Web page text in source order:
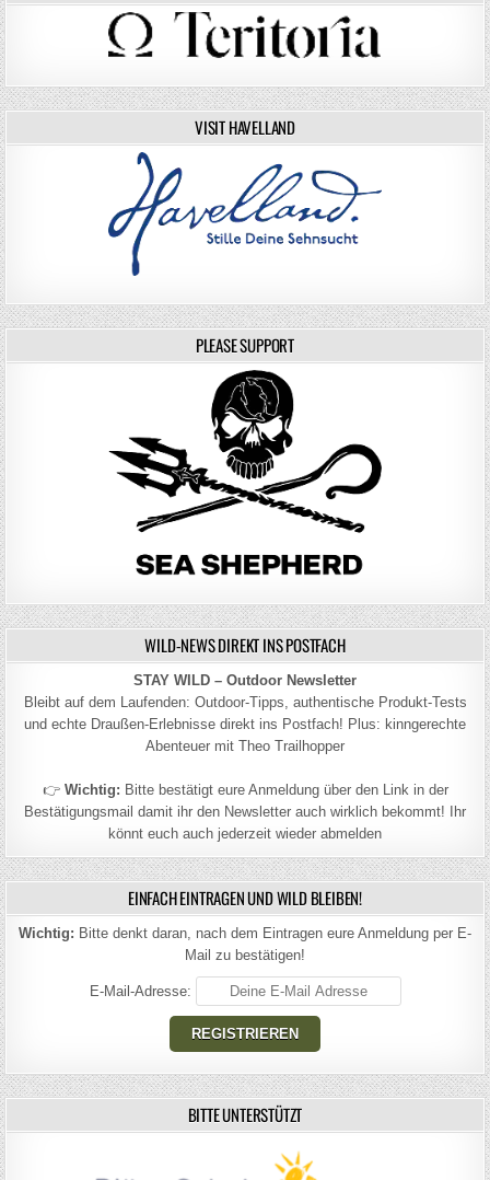
VISIT HAVELLAND
PLEASE SUPPORT
WILD-NEWS DIREKT INS POSTFACH
STAY WILD – Outdoor Newsletter
Bleibt auf dem Laufenden: Outdoor-Tipps, authentische Produkt-Tests
und echte Draußen-Erlebnisse direkt ins Postfach! Plus: kinngerechte
Abenteuer mit Theo Trailhopper
👉 Wichtig: Bitte bestätigt eure Anmeldung über den Link in der
Bestätigungsmail damit ihr den Newsletter auch wirklich bekommt! Ihr
könnt euch auch jederzeit wieder abmelden
EINFACH EINTRAGEN UND WILD BLEIBEN!
Wichtig: Bitte denkt daran, nach dem Eintragen eure Anmeldung per E-
Mail zu bestätigen!
E-Mail-Adresse:
BITTE UNTERSTÜTZT